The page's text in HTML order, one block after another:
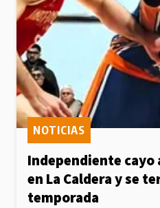
Independiente cayo
en La Caldera y se
temporada
NOTICIAS